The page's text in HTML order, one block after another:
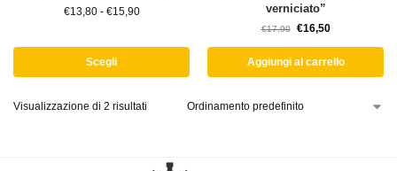
€13,80 - €15,90
Scegli
verniciato”
€17,90 €16,50
Aggiungi al carrello
Visualizzazione di 2 risultati